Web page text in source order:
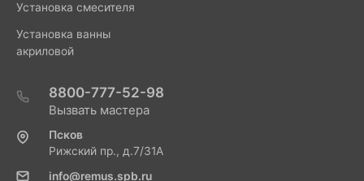
Установка смесителя
Установка ванны
акриловой
8800-777-52-98
Вызвать мастера
Псков
Рижский пр., д.7/31А
info@remus.spb.ru